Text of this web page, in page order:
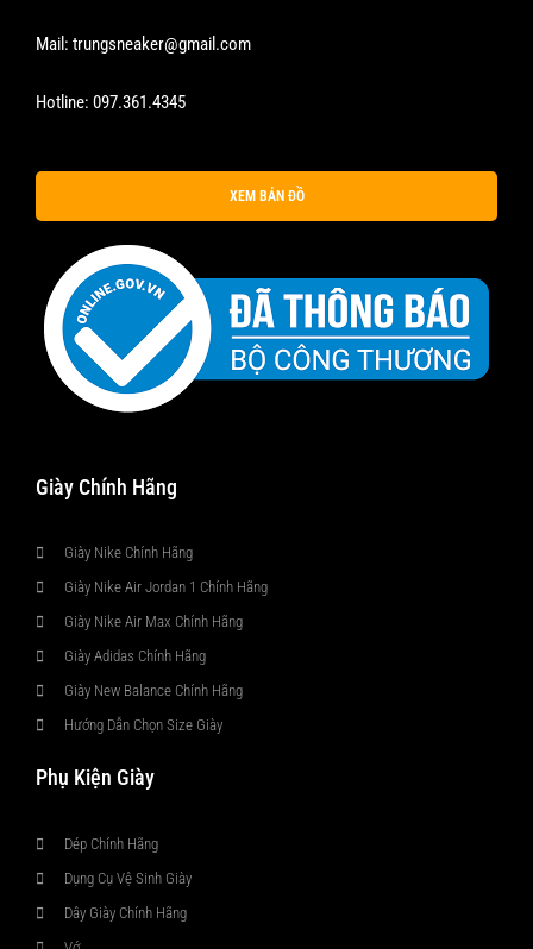
Mail: trungsneaker@gmail.com
Hotline: 097.361.4345
XEM BẢN ĐỒ
Giày Chính Hãng
Giày Nike Chính Hãng
Giày Nike Air Jordan 1 Chính Hãng
Giày Nike Air Max Chính Hãng
Giày Adidas Chính Hãng
Giày New Balance Chính Hãng
Hướng Dẫn Chọn Size Giày
Phụ Kiện Giày
Dép Chính Hãng
Dụng Cụ Vệ Sinh Giày
Dây Giày Chính Hãng